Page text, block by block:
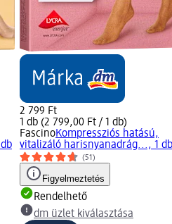
2 799 Ft
1 db (2 799,00 Ft / 1 db)
FascinoKompressziós hatású,
vitalizáló harisnyanadrág..., 1 db
(51)
Figyelmeztetés
Rendelhető
dm üzlet kiválasztása